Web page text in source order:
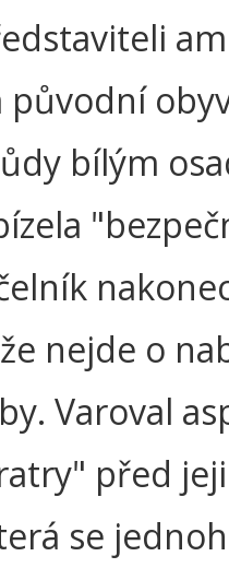
původní
bílým
nejde o
Varoval
před
se